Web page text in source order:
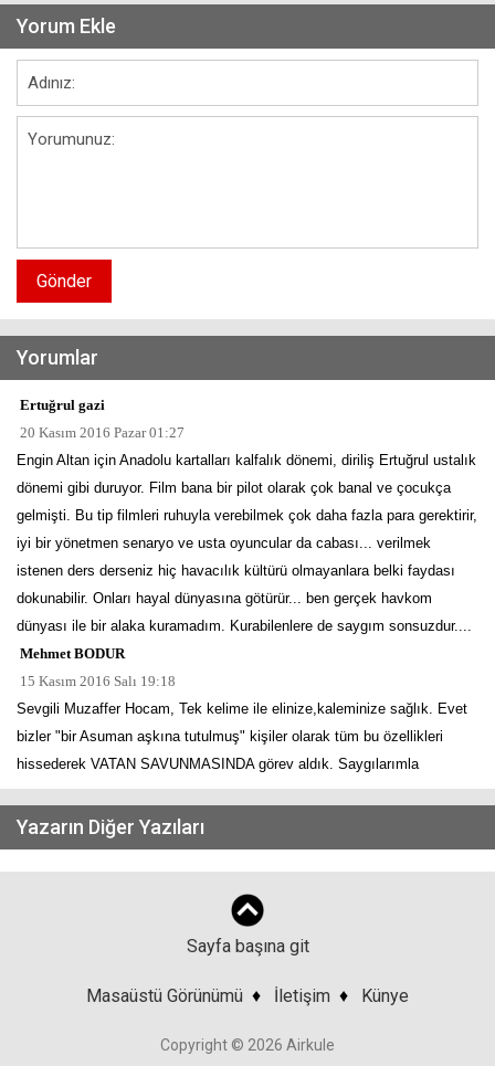
Yorum Ekle
Gönder
Yorumlar
Ertuğrul gazi
20 Kasım 2016 Pazar 01:27
Engin Altan için Anadolu kartalları kalfalık dönemi, diriliş Ertuğrul ustalık
dönemi gibi duruyor. Film bana bir pilot olarak çok banal ve çocukça
gelmişti. Bu tip filmleri ruhuyla verebilmek çok daha fazla para gerektirir,
iyi bir yönetmen senaryo ve usta oyuncular da cabası... verilmek
istenen ders derseniz hiç havacılık kültürü olmayanlara belki faydası
dokunabilir. Onları hayal dünyasına götürür... ben gerçek havkom
dünyası ile bir alaka kuramadım. Kurabilenlere de saygım sonsuzdur....
Mehmet BODUR
15 Kasım 2016 Salı 19:18
Sevgili Muzaffer Hocam, Tek kelime ile elinize,kaleminize sağlık. Evet
bizler "bir Asuman aşkına tutulmuş" kişiler olarak tüm bu özellikleri
hissederek VATAN SAVUNMASINDA görev aldık. Saygılarımla
Yazarın Diğer Yazıları
Sayfa başına git
Masaüstü Görünümü ♦ İletişim ♦ Künye
Copyright © 2026 Airkule